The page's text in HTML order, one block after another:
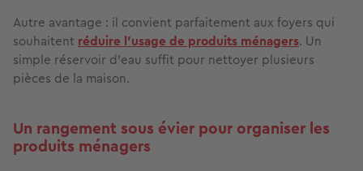
Autre avantage : il convient parfaitement aux foyers qui
souhaitent réduire l’usage de produits ménagers. Un
simple réservoir d’eau suffit pour nettoyer plusieurs
pièces de la maison.
Un rangement sous évier pour organiser les
produits ménagers